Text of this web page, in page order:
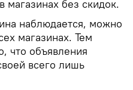
магазинах без скидок.
наблюдается, можно
магазинах. Тем
что объявления
всего лишь